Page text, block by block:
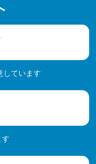
しています
す